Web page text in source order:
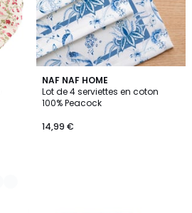
NAF NAF HOME
Lot de 4 serviettes en coton
100% Peacock
14,99 €